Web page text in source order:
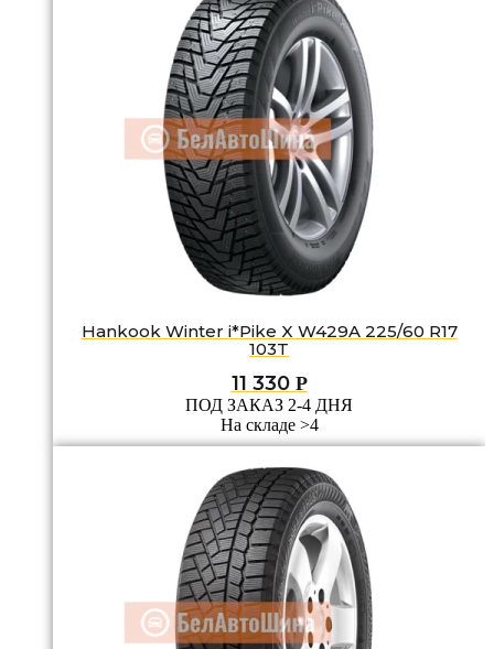
Hankook Winter i*Pike X W429A 225/60 R17
103T
11 330 Р
ПОД ЗАКАЗ 2-4 ДНЯ
На складе >4